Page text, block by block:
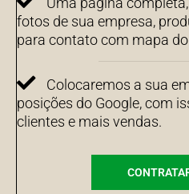
fotos de sua empresa,
para contato com mapa do
Colocaremos a sua
posições do Google, com
clientes e mais vendas.